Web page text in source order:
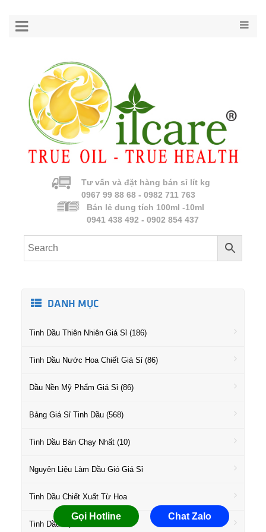
Tư vấn và đặt hàng bán sỉ lít kg
0967 99 88 68 - 0982 711 763
Bán lẻ dung tích 100ml -10ml
0941 438 492 - 0902 854 437
DANH MỤC
Tinh Dầu Thiên Nhiên Giá Sỉ (186)
Tinh Dầu Nước Hoa Chiết Giá Sỉ (86)
Dầu Nền Mỹ Phẩm Giá Sỉ (86)
Bảng Giá Sỉ Tinh Dầu (568)
Tinh Dầu Bán Chạy Nhất (10)
Nguyên Liệu Làm Dầu Gió Giá Sỉ
Tinh Dầu Chiết Xuất Từ Hoa
Tinh Dầu Họ Gỗ Giá Sỉ
Gọi Hotline Chat Zalo